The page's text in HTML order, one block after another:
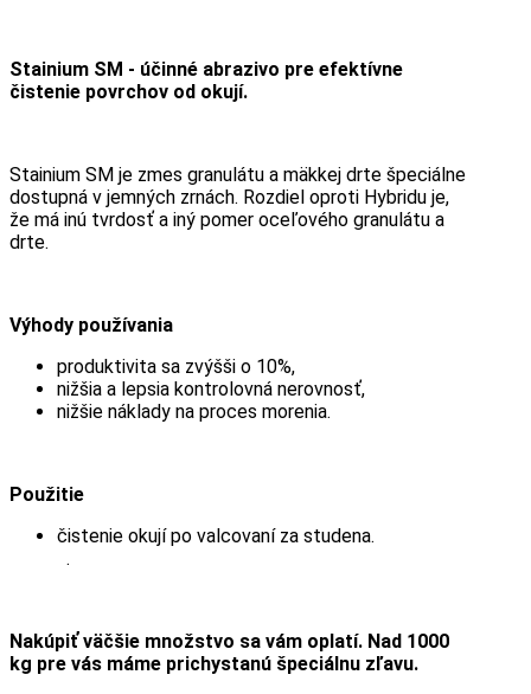
Stainium SM - účinné abrazivo pre efektívne
čistenie povrchov od okují.
Stainium SM je zmes granulátu a mäkkej drte špeciálne
dostupná v jemných zrnách. Rozdiel oproti Hybridu je,
že má inú tvrdosť a iný pomer oceľového granulátu a
drte.
Výhody používania
produktivita sa zvýšši o 10%,
nižšia a lepsia kontrolovná nerovnosť,
nižšie náklady na proces morenia.
Použitie
čistenie okují po valcovaní za studena.
.
Nakúpiť väčšie množstvo sa vám oplatí. Nad 1000
kg pre vás máme prichystanú špeciálnu zľavu.